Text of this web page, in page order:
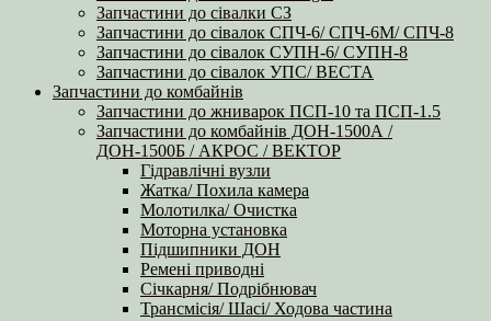
Запчастини до сівалки СЗ
Запчастини до сівалок СПЧ-6/ СПЧ-6М/ СПЧ-8
Запчастини до сівалок СУПН-6/ СУПН-8
Запчастини до сівалок УПС/ ВЕСТА
Запчастини до комбайнів
Запчастини до жниварок ПСП-10 та ПСП-1.5
Запчастини до комбайнів ДОН-1500А /
ДОН-1500Б / АКРОС / ВЕКТОР
Гідравлічні вузли
Жатка/ Похила камера
Молотилка/ Очистка
Моторна установка
Підшипники ДОН
Ремені приводні
Січкарня/ Подрібнювач
Трансмісія/ Шасі/ Ходова частина